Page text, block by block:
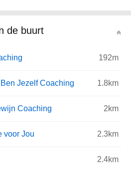
de buurt
192m
Jezelf Coaching 1.8km
Coaching 2km
voor Jou 2.3km
2.4km